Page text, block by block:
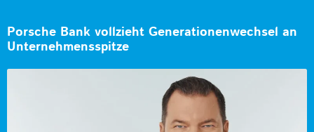
Porsche Bank vollzieht Generationenwechsel an
Unternehmensspitze